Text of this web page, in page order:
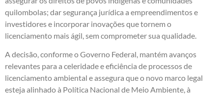
quilombolas; dar segurança jurídica a empreendimentos e
investidores e incorporar inovações que tornem o
licenciamento mais ágil, sem comprometer sua qualidade.
A decisão, conforme o Governo Federal, mantém avanços
relevantes para a celeridade e eficiência de processos de
licenciamento ambiental e assegura que o novo marco legal
esteja alinhado à Política Nacional de Meio Ambiente, à